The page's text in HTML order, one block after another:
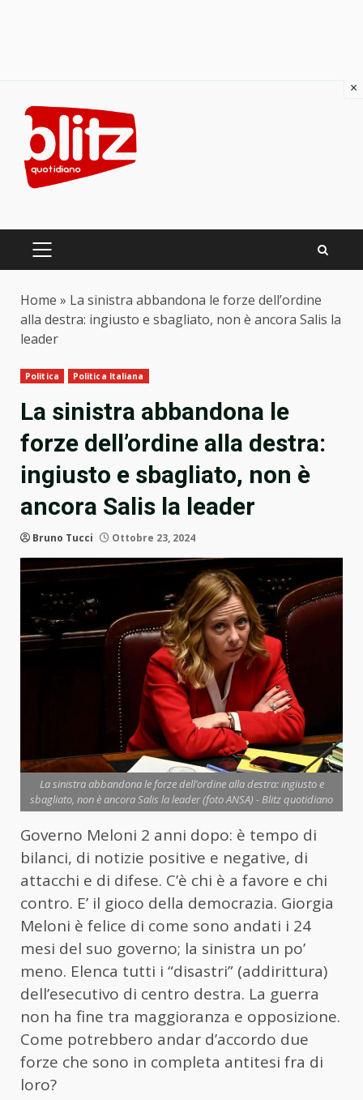
content
PRIMARY
Home » La sinistra abbandona le forze dell’ordine
alla destra: ingiusto e sbagliato, non è ancora Salis la
leader
Politica Politica Italiana
La sinistra abbandona le
forze dell’ordine alla destra:
ingiusto e sbagliato, non è
ancora Salis la leader
Bruno Tucci Ottobre 23, 2024
La sinistra abbandona le forze dell’ordine alla destra: ingiusto e
sbagliato, non è ancora Salis la leader (foto ANSA) - Blitz quotidiano
Governo Meloni 2 anni dopo: è tempo di
bilanci, di notizie positive e negative, di
attacchi e di difese. C’è chi è a favore e chi
contro. E’ il gioco della democrazia. Giorgia
Meloni è felice di come sono andati i 24
mesi del suo governo; la sinistra un po’
meno. Elenca tutti i “disastri” (addirittura)
dell’esecutivo di centro destra. La guerra
non ha fine tra maggioranza e opposizione.
Come potrebbero andar d’accordo due
forze che sono in completa antitesi fra di
loro?
×